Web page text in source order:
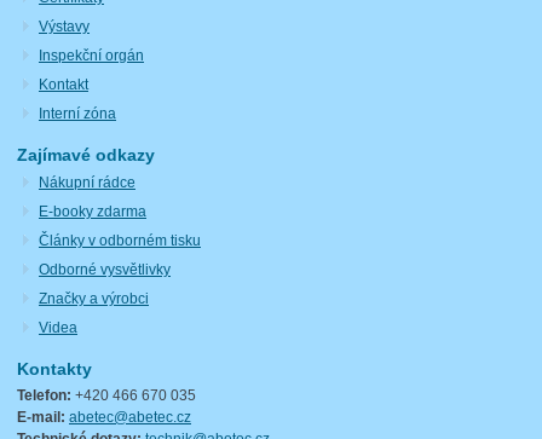
Výstavy
Inspekční orgán
Kontakt
Interní zóna
Zajímavé odkazy
Nákupní rádce
E-booky zdarma
Články v odborném tisku
Odborné vysvětlivky
Značky a výrobci
Videa
Kontakty
Telefon: +420 466 670 035
E-mail: abetec@abetec.cz